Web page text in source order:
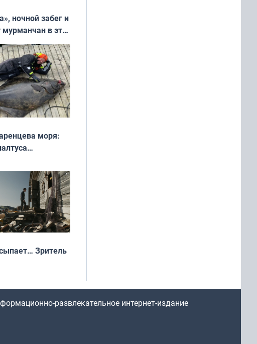
ночной забег и
в эти
моря:
Зритель
развлекательное интернет-издание